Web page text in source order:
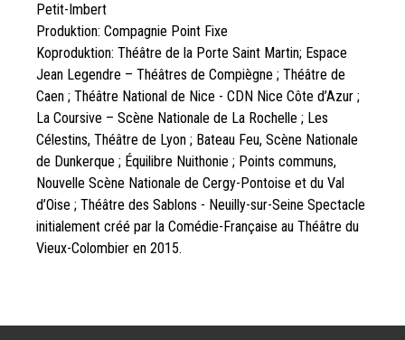
Petit-Imbert
Produktion: Compagnie Point Fixe
Koproduktion: Théâtre de la Porte Saint Martin; Espace
Jean Legendre – Théâtres de Compiègne ; Théâtre de
Caen ; Théâtre National de Nice - CDN Nice Côte d’Azur ;
La Coursive – Scène Nationale de La Rochelle ; Les
Célestins, Théâtre de Lyon ; Bateau Feu, Scène Nationale
de Dunkerque ; Équilibre Nuithonie ; Points communs,
Nouvelle Scène Nationale de Cergy-Pontoise et du Val
d’Oise ; Théâtre des Sablons - Neuilly-sur-Seine Spectacle
initialement créé par la Comédie-Française au Théâtre du
Vieux-Colombier en 2015.